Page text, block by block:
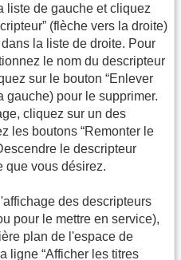
liste de gauche et cliquez
(flèche vers la droite)
la liste de droite. Pour
le nom du descripteur
sur le bouton “Enlever
gauche) pour le supprimer.
cliquez sur un des
les boutons “Remonter le
le descripteur
que vous désirez.
des descripteurs
pour le mettre en service),
plan de l'espace de
ligne “Afficher les titres